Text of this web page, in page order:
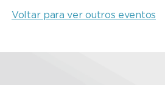
Voltar para ver outros eventos